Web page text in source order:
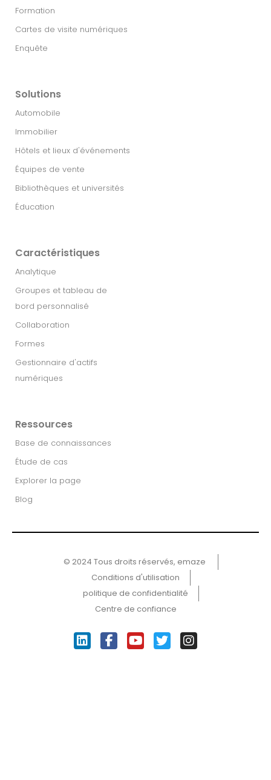
Formation
Cartes de visite numériques
Enquête
Solutions
Automobile
Immobilier​
Hôtels et lieux d'événements
Équipes de vente
Bibliothèques et universités
Éducation
Caractéristiques
Analytique
Groupes et tableau de
bord personnalisé
Collaboration
Formes
Gestionnaire d'actifs
numériques
Ressources
Base de connaissances
Étude de cas
Explorer la page
Blog
© 2024 Tous droits réservés, emaze ​
Conditions d'utilisation
politique de confidentialité
Centre de confiance